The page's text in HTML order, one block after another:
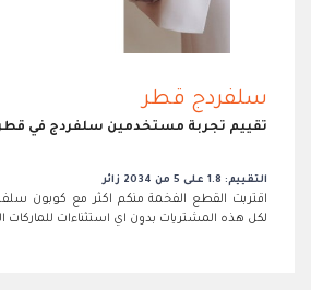
سلفردج قطر
تقييم تجربة مستخدمين سلفردج في
التقييم: 1.8 على 5 من 2034 زائر
لكل هذه المشتريات بدون اي استثناءات للماركات